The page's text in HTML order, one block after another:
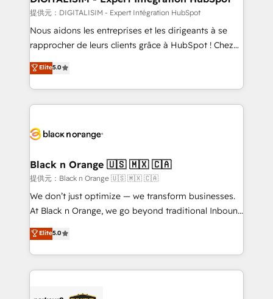
team (50+), we work with reputable companies in
B2B sectors such as manufacturing, SaaS and
business services. We prepare a customized
impact of your digital transformation, including a
detailed financial rationale with a focus on ROI and
embark on a transformational journey that sets your
business up for long-term success. Unlock your
business. If not now, when?
提供元：DIGITALISIM - Expert Intégration HubSpot
Nous aidons les entreprises et les dirigeants à se
rapprocher de leurs clients grâce à HubSpot ! Chez
DIGITALISIM, nous avons l'intime conviction que la
réussite des entreprises passe par l’innovation web,
le marketing digital, et la relation client ! C'est
pourquoi, nos experts sont à la fois capables de
référencement, votre stratégie digitale et le pilotage
projet HubSpot avec DIGITALISIM : 🧽 Nettoyage,
migration et intégration des bases de données. 🚀
Développement des interfaces avec vos logiciels
métiers ⚙️ Configuration de la plateforme HubSpot
Book Process & Guidelines utilisateurs 🎓
Formations des utilisateurs
Elite5.0
Black n Orange 🇺🇸 🇲🇽 🇨🇦
提供元：Black n Orange 🇺🇸 🇲🇽 🇨🇦
We don’t just optimize — we transform businesses.
At Black n Orange, we go beyond traditional Inbound
Marketing with our exclusive methodologies:
BOOMS and BOOST. Together, they form a powerful
combination that has driven success for over 800
businesses worldwide. As Elite HubSpot Partners, we
Elite5.0